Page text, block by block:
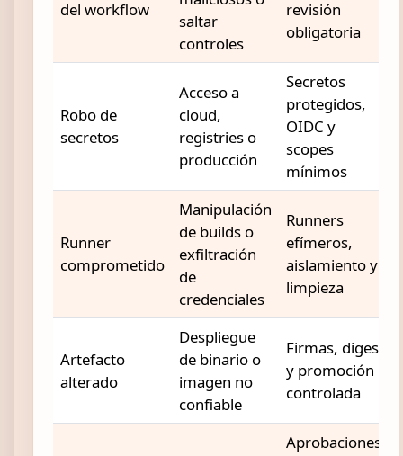
del workflow
saltar
controles
revisión
obligatoria
Robo de
secretos
Acceso a
cloud,
registries o
producción
Secretos
protegidos,
OIDC y
scopes
mínimos
Runner
comprometido
Manipulación
de builds o
exfiltración
de
credenciales
Runners
efímeros,
aislamiento y
limpieza
Artefacto
alterado
Despliegue
de binario o
imagen no
confiable
Firmas, digest
y promoción
controlada
Aprobaciones,